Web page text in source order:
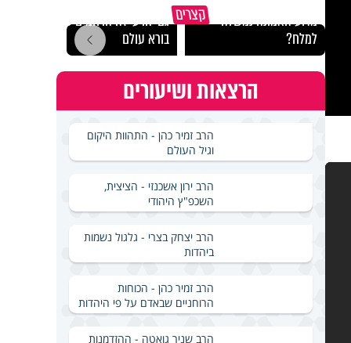
קצרים
מדוע האמונה נמשלה
למלח?
גם ׳הרע׳ זה הרחמים של
בורא עולם
הרצאות ושיעורים
הרב זמיר כהן - התהוות היקום
וגיל העולם
הרב ירון אשכנזי - הציצית,
השכפ"ץ היהודי
הרב יצחק בצרי - גלגול נשמות
ביהדות
הרב זמיר כהן - הכוחות
הרוחניים שבאדם על פי היהדות
הרב שניר גואטה - ההזדמנות